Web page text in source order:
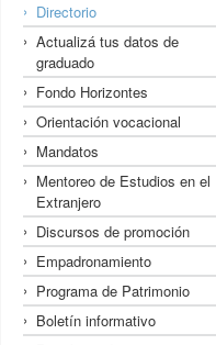
Directorio
Actualizá tus datos de
graduado
Fondo Horizontes
Orientación vocacional
Mandatos
Mentoreo de Estudios en el
Extranjero
Discursos de promoción
Empadronamiento
Programa de Patrimonio
Boletín informativo